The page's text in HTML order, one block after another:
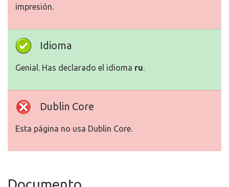
impresión.
Idioma
Genial. Has declarado el idioma ru.
Dublin Core
Esta página no usa Dublin Core.